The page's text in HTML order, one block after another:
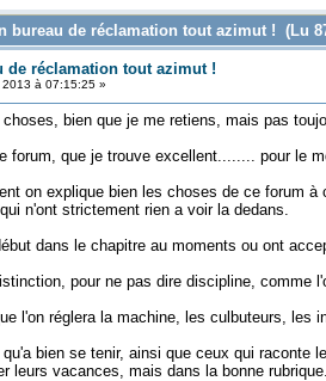
bureau de réclamation tout azimut ! (Lu
de réclamation tout azimut !
à 07:15:25 »
choses, bien que je me retiens, mais pas
forum, que je trouve excellent........ pour le
on explique bien les choses de ce forum
n'ont strictement rien a voir la dedans.
dans le chapitre au moments ou ont
pour ne pas dire discipline,
l'on réglera la machine, les culbuteurs, les
bien se tenir, ainsi que ceux qui raconte
leurs vacances, mais dans la bonne rubrique.